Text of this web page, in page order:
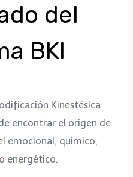
del
BKI
Kinestésica
encontrar el origen de
emocional, químico,
energético.